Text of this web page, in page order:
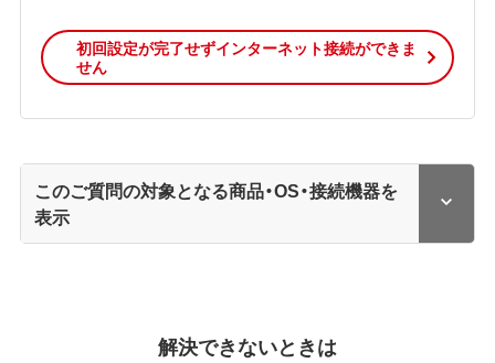
初回設定が完了せずインターネット接続ができま
せん
このご質問の対象となる商品・OS・接続機器を
表示
解決できないときは